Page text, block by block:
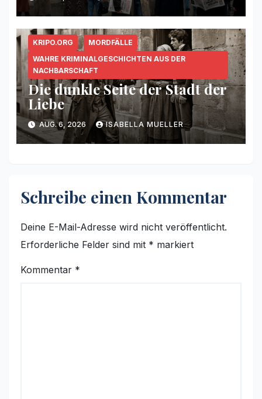
KRIPO.ORG
MORDFÄLLE
WAHRE KRIMINALGESCHICHTEN AUS DER
NACHBARSCHAFT
Die dunkle Seite der Stadt der
Liebe
AUG. 6, 2026 ISABELLA MUELLER
Schreibe einen Kommentar
Deine E-Mail-Adresse wird nicht veröffentlicht.
Erforderliche Felder sind mit * markiert
Kommentar *